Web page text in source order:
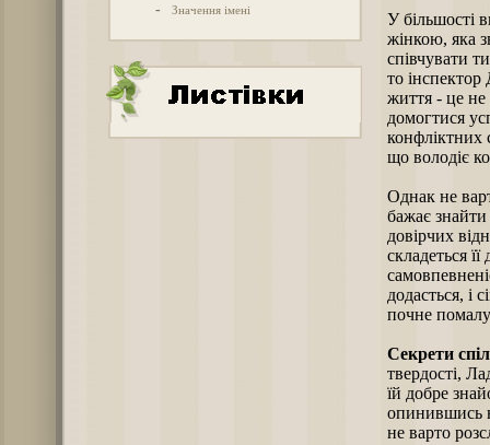
- Значення імені
У більшості
жінкою, яка
співчувати
то
життя - це не
домогтися
конфліктних
що володіє
Однак не
бажає
довірчих
складеться
додасться, і
почне
Секрети
твердості,
їй добре
опинившись
не варто